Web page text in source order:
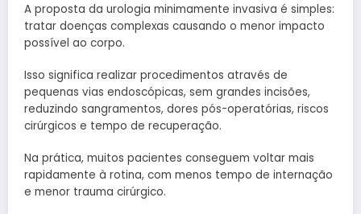
A proposta da urologia minimamente invasiva é simples:
tratar doenças complexas causando o menor impacto
possível ao corpo.
Isso significa realizar procedimentos através de
pequenas vias endoscópicas, sem grandes incisões,
reduzindo sangramentos, dores pós-operatórias, riscos
cirúrgicos e tempo de recuperação.
Na prática, muitos pacientes conseguem voltar mais
rapidamente à rotina, com menos tempo de internação
e menor trauma cirúrgico.